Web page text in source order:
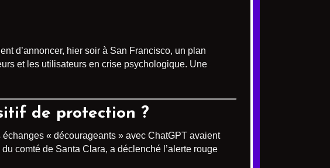
d’annoncer, hier soir à San Francisco, un plan
et les utilisateurs en crise psychologique. Une
de protection ?
« décourageants » avec ChatGPT avaient
comté de Santa Clara, a déclenché l’alerte rouge